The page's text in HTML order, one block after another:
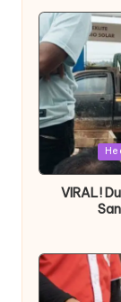
Posted
in
VIRAL!